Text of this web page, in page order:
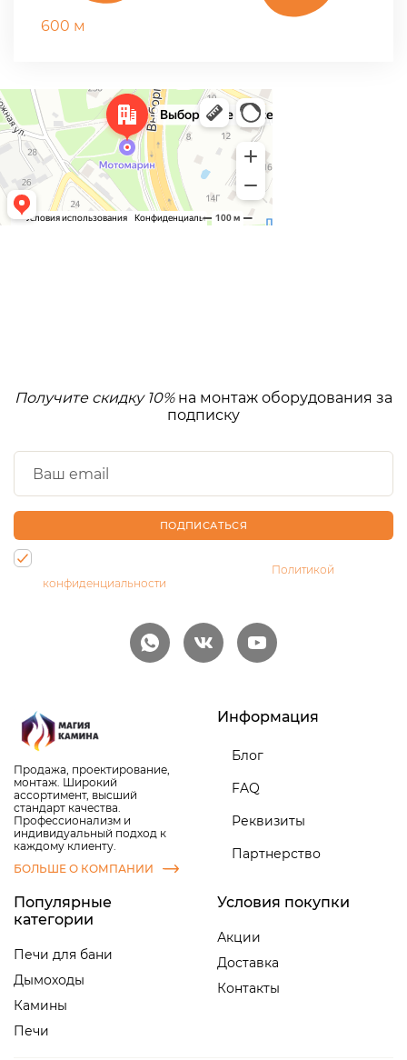
600 м
Получите скидку 10%на монтаж оборудования за
подписку
ПОДПИСАТЬСЯ
Политикой
конфиденциальности
Продажа, проектирование,
монтаж. Широкий
ассортимент, высший
стандарт качества.
Профессионализм и
индивидуальный подход к
каждому клиенту.
БОЛЬШЕ О КОМПАНИИ
Информация
Блог
FAQ
Реквизиты
Партнерство
Популярные
категории
Печи для бани
Дымоходы
Камины
Печи
Условия покупки
Акции
Доставка
Контакты